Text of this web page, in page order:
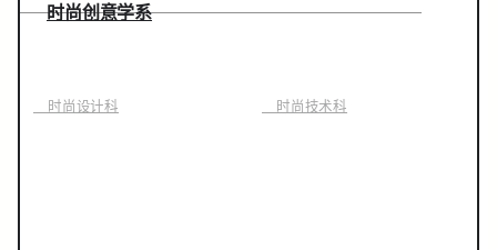
时尚创意学系
时尚设计科 时尚技术科